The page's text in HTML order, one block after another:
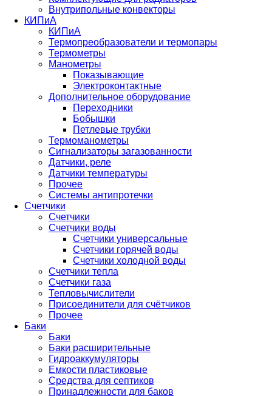
Внутрипольные конвекторы
КИПиА
КИПиА
Термопреобразователи и термопары
Термометры
Манометры
Показывающие
Электроконтактные
Дополнительное оборудование
Переходники
Бобышки
Петлевые трубки
Термоманометры
Сигнализаторы загазованности
Датчики, реле
Датчики температуры
Прочее
Системы антипротечки
Счетчики
Счетчики
Счетчики воды
Счетчики универсальные
Счетчики горячей воды
Счетчики холодной воды
Счетчики тепла
Счетчики газа
Тепловычислители
Присоединители для счётчиков
Прочее
Баки
Баки
Баки расширительные
Гидроаккумуляторы
Емкости пластиковые
Средства для септиков
Принадлежности для баков